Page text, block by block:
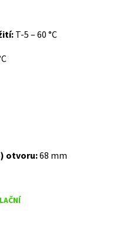
T-5 – 60 °C
otvoru:68 mm